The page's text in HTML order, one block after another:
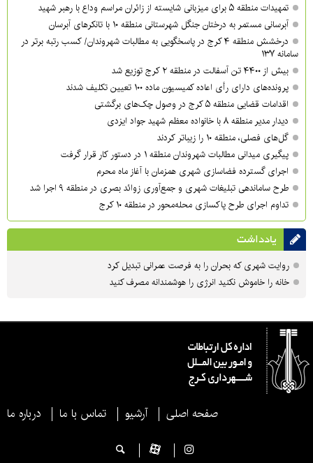
تمهیدات منطقه ۵ برای میزبانی شایسته از زائران مراسم وداع با رهبر شهید
آبرسانی مستمر به درختان جنگل شهرستانی منطقه ۱۰ با تانکرهای آبرسان
درخشش منطقه ۴ کرج در پاسخگویی به مطالبات شهروندان/ کسب رتبه برتر در
سامانه ۱۳۷
بیش از ۴۴۰۰ تن آسفالت در منطقه ۲ کرج توزیع شد
پرونده‌های دارای رأی اعاده کمیسیون ماده ۱۰۰ تعیین تکلیف شدند
اقدامات قضایی منطقه ۵ کرج در وصول چک‌های برگشتی
دیدار مدیر منطقه ۸ با خانواده معظم شهید جواد ایزدی
گل‌های فصلی، منطقه ۱۰ را زیباتر کردند
پیگیری میدانی مطالبات شهروندان منطقه ۱ در دستور کار قرار گرفت
اجرای گسترده فضاسازی شهری همزمان با آغاز ماه محرم
طرح ساماندهی تبلیغات شهری و جمع‌آوری زوائد بصری در منطقه ۹ اجرا شد
تداوم اجرای طرح پاکسازی محله‌محور در منطقه ۱۰ کرج
یادداشت
روایت شهری که بحران را به فرصت عمرانی تبدیل کرد
خانه را خاموش نکنید انرژی را هوشمندانه مصرف کنید
صفحه اصلی آرشیو تماس با ما درباره ما